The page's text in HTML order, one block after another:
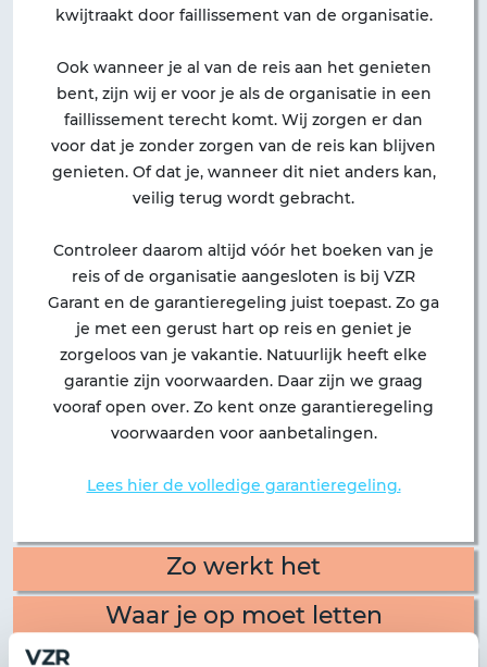
kwijtraakt door faillissement van de organisatie.
Ook wanneer je al van de reis aan het genieten
bent, zijn wij er voor je als de organisatie in een
faillissement terecht komt. Wij zorgen er dan
voor dat je zonder zorgen van de reis kan blijven
genieten. Of dat je, wanneer dit niet anders kan,
veilig terug wordt gebracht.
Controleer daarom altijd vóór het boeken van je
reis of de organisatie aangesloten is bij VZR
Garant en de garantieregeling juist toepast. Zo ga
je met een gerust hart op reis en geniet je
zorgeloos van je vakantie. Natuurlijk heeft elke
garantie zijn voorwaarden. Daar zijn we graag
vooraf open over. Zo kent onze garantieregeling
voorwaarden voor aanbetalingen.
Lees hier de volledige garantieregeling.
Zo werkt het
Waar je op moet letten